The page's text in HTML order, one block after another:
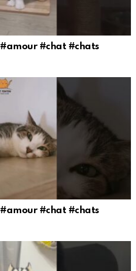
#amour #chat #chats
#amour #chat #chats